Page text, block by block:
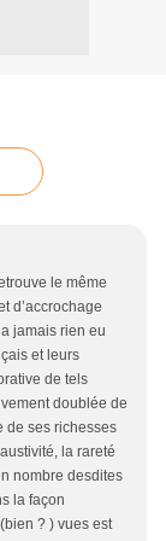
le même
d’accrochage
jamais rien eu
et leurs
de tels
doublée de
de ses richesses
la rareté
nombre desdites
la façon
? ) vues est